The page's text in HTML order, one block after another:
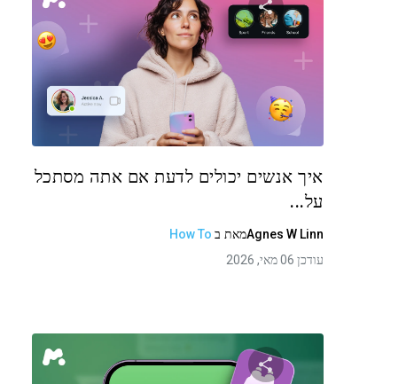
שתף מאמר זה
טוויטר פייסבוק העתקת קישור
איך אנשים יכולים לדעת אם אתה מסתכל
על...
Agnes W Linnמאת ב How To
עודכן 06 מאי, 2026